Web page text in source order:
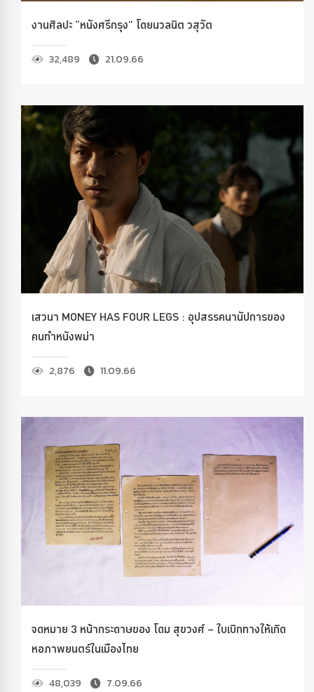
งานศิลปะ “หนังศรีกรุง” โดยนวลนิต วสุวัต
32,489 21.09.66
เสวนา MONEY HAS FOUR LEGS : อุปสรรคนานัปการของ
คนทำหนังพม่า
2,876 11.09.66
จดหมาย 3 หน้ากระดาษของ โดม สุขวงศ์ – ใบเบิกทางให้เกิด
หอภาพยนตร์ในเมืองไทย
48,039 7.09.66